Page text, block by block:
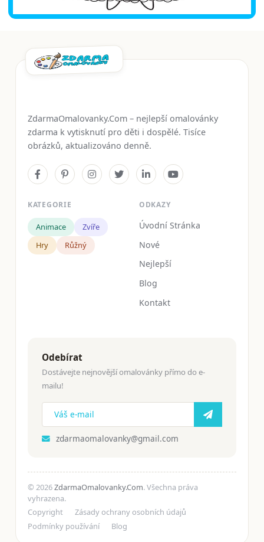
ZdarmaOmalovanky.Com – nejlepší omalovánky
zdarma k vytisknutí pro děti i dospělé. Tisíce
obrázků, aktualizováno denně.
KATEGORIE
Animace
Zvíře
Hry
Růžný
ODKAZY
Úvodní Stránka
Nové
Nejlepší
Blog
Kontakt
Odebírat
Dostávejte nejnovější omalovánky přímo do e-
mailu!
zdarmaomalovanky@gmail.com
© 2026ZdarmaOmalovanky.Com. Všechna práva
vyhrazena.
Copyright
Zásady ochrany osobních údajů
Podmínky používání
Blog